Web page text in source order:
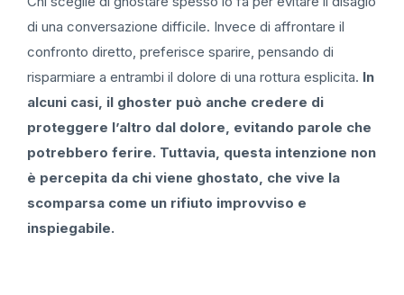
di una conversazione difficile. Invece di affrontare il
confronto diretto, preferisce sparire, pensando di
risparmiare a entrambi il dolore di una rottura esplicita. In
alcuni casi, il ghoster può anche credere di
proteggere l’altro dal dolore, evitando parole che
potrebbero ferire. Tuttavia, questa intenzione non
è percepita da chi viene ghostato, che vive la
scomparsa come un rifiuto improvviso e
inspiegabile.